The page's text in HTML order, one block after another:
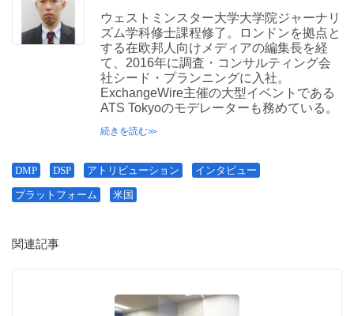
ウェストミンスター大学大学院ジャーナリ
ズム学科修士課程修了。ロンドンを拠点と
する在欧邦人向けメディアの編集長を経
て、2016年に調査・コンサルティング会
社シード・プランニングに入社。
ExchangeWire主催の大型イベントである
ATS Tokyoのモデレーターも務めている。
続きを読む
DMP DSP アトリビューション インタビュー
プラットフォーム 米国
関連記事